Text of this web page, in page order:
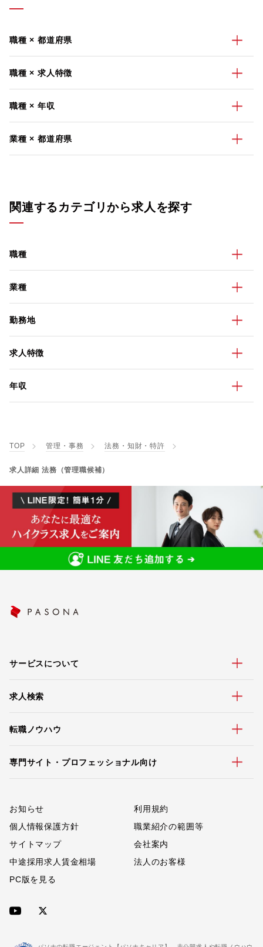
職種 × 都道府県
職種 × 求人特徴
職種 × 年収
業種 × 都道府県
関連するカテゴリから求人を探す
職種
業種
勤務地
求人特徴
年収
TOP 管理・事務 法務・知財・特許
求人詳細 法務（管理職候補）
サービスについて
求人検索
転職ノウハウ
専門サイト・プロフェッショナル向け
お知らせ
利用規約
個人情報保護方針
職業紹介の範囲等
サイトマップ
会社案内
中途採用求人賃金相場
法人のお客様
PC版を見る